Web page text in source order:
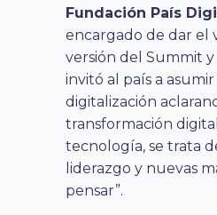
Fundación País
encargado de dar el
versión del Summit y
invitó al país a
digitalización
transformación
tecnología, se trata
liderazgo y nuevas
pensar”.